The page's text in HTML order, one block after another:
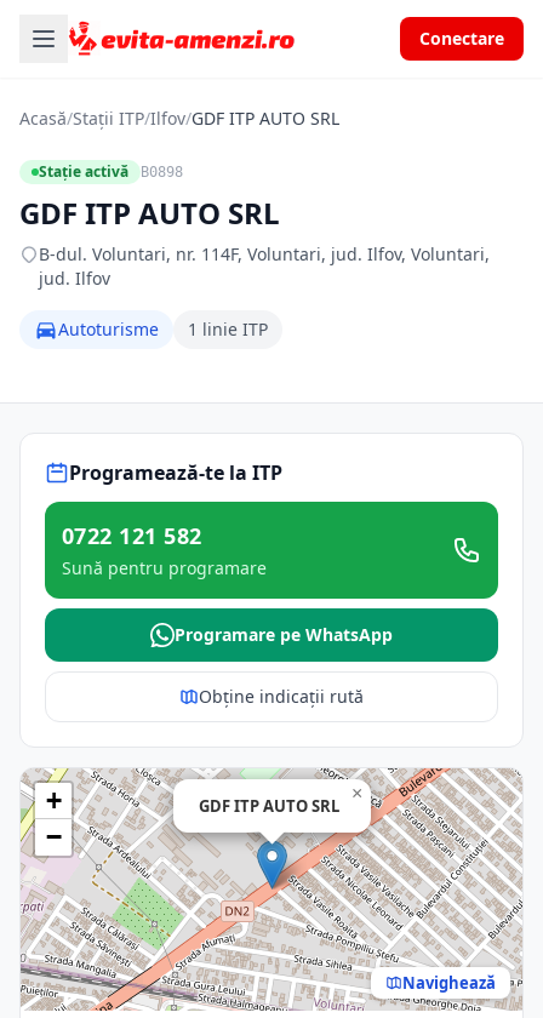
Conectare
Acasă/Stații ITP/Ilfov/GDF ITP AUTO SRL
Stație activă B0898
GDF ITP AUTO SRL
B-dul. Voluntari, nr. 114F, Voluntari, jud. Ilfov, Voluntari,
jud. Ilfov
Autoturisme 1 linie ITP
Programează-te la ITP
0722 121 582
Sună pentru programare
Programare pe WhatsApp
Obține indicații rută
GDF ITP AUTO SRL
×
+
−
Navighează